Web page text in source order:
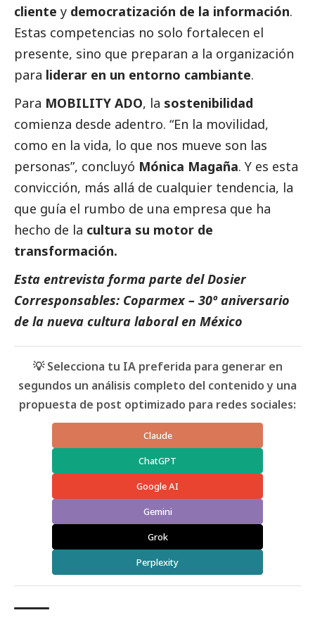
cliente y democratización de la información.
Estas competencias no solo fortalecen el
presente, sino que preparan a la organización
para liderar en un entorno cambiante.
Para MOBILITY ADO, la sostenibilidad
comienza desde adentro. “En la movilidad,
como en la vida, lo que nos mueve son las
personas”, concluyó Mónica Magaña. Y es esta
convicción, más allá de cualquier tendencia, la
que guía el rumbo de una empresa que ha
hecho de la cultura su motor de
transformación.
Esta entrevista forma parte del Dosier
Corresponsables: Coparmex – 30º aniversario
de la nueva cultura laboral en México
💡 Selecciona tu IA preferida para generar en
segundos un análisis completo del contenido y una
propuesta de post optimizado para redes sociales:
Claude
ChatGPT
Google AI
Gemini
Grok
Perplexity